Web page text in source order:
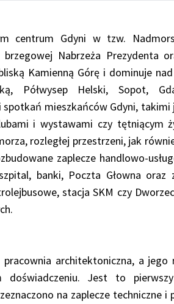
centrum Gdyni w tzw.
Nabrzeża Prezydenta
Kamienną Górę i dominuje
Półwysep Helski, Sopot,
mieszkańców Gdyni, takimi
i wystawami czy tętniącym
rozległej przestrzeni, jak
zaplecze handlowo-
banki, Poczta Głowna oraz
stacja SKM czy
architektoniczna, a jego
doświadczeniu. Jest to
na zaplecze techniczne